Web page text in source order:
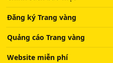
Đăng ký Trang vàng
Quảng cáo Trang vàng
Website miễn phí